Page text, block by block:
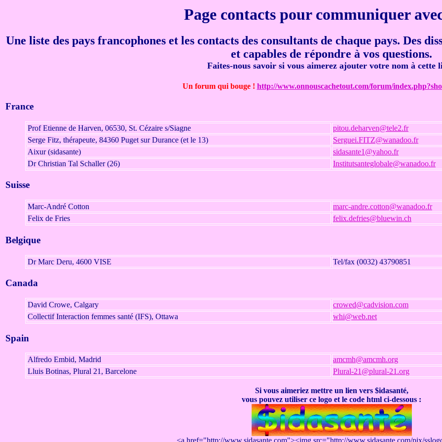
Page contacts pour communiquer
Une liste des pays francophones et les contacts des consultants de chaque pays. Des
et capables de répondre à vos questions.
Faites-nous savoir si vous aimerez ajouter votre nom à cette
Un forum qui bouge ! http://www.onnouscachetout.com/forum/
France
Prof Etienne de Harven, 06530, St. Cézaire s/Siagne
pitou.deharven@tele2.fr
Serge Fitz, thérapeute, 84360 Puget sur Durance (et le 13)
Serguei.FITZ@wanadoo.fr
Aixur (sidasante)
sidasante1@yahoo.fr
Dr Christian Tal Schaller (26)
Institutsanteglobale@wanadoo.fr
Suisse
Marc-André Cotton
marc-andre.cotton@wanadoo.fr
Felix de Fries
felix.defries@bluewin.ch
Belgique
Dr Marc Deru, 4600 VISE Tel/fax (0032) 43790851
Canada
David Crowe, Calgary
crowed@cadvision.com
Collectif Interaction femmes santé (IFS), Ottawa
whi@web.net
Spain
Alfredo Embid, Madrid
amcmh@amcmh.org
Lluis Botinas, Plural 21, Barcelone
Plural-21@plural-21.org
Si vous aimeriez mettre un lien vers $idasanté,
vous pouvez utiliser ce logo et le code html ci-dessous :